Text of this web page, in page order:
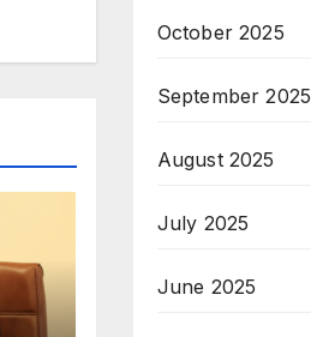
October 2025
September 2025
August 2025
July 2025
June 2025